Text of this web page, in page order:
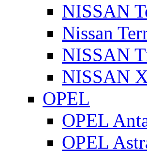
NISSAN
Nissan
NISSAN
NISSAN
OPEL
OPEL
OPEL